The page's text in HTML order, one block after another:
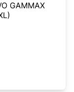
GAMMAX